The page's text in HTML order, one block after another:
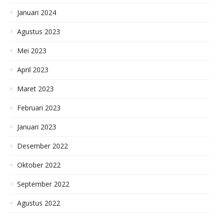
Januari 2024
Agustus 2023
Mei 2023
April 2023
Maret 2023
Februari 2023
Januari 2023
Desember 2022
Oktober 2022
September 2022
Agustus 2022